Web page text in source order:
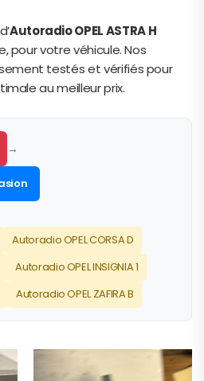
Autoradio OPEL ASTRA H
pour votre véhicule. Nos
testés et vérifiés pour
au meilleur prix.
→
Autoradio OPEL CORSA D
Autoradio OPEL INSIGNIA 1
Autoradio OPEL ZAFIRA B